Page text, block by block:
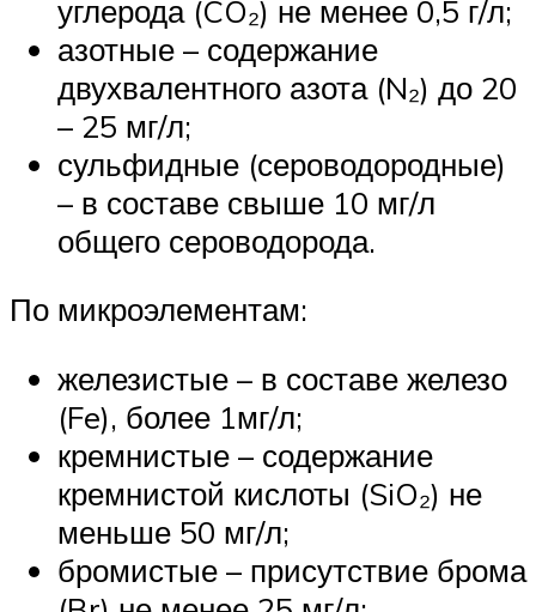
углерода (CO₂) не менее 0,5 г/л;
азотные – содержание
двухвалентного азота (N₂) до 20
– 25 мг/л;
сульфидные (сероводородные)
– в составе свыше 10 мг/л
общего сероводорода.
По микроэлементам:
железистые – в составе железо
(Fe), более 1мг/л;
кремнистые – содержание
кремнистой кислоты (SiO₂) не
меньше 50 мг/л;
бромистые – присутствие брома